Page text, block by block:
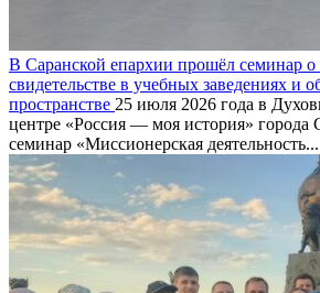
В Саранской епархии прошёл семинар о
свидетельстве в учебных заведениях и
пространстве 25 июля 2026 года в
центре «Россия — моя история» города
семинар «Миссионерская деятельность...